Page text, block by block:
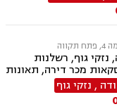
והקפאות הליכים,
תכנון ובניה, דיני
גוף, רשלנות
מכר דירה, תאונות
כושר עבודה, פינוי
חדלות פרעון,
, נזקי גוף